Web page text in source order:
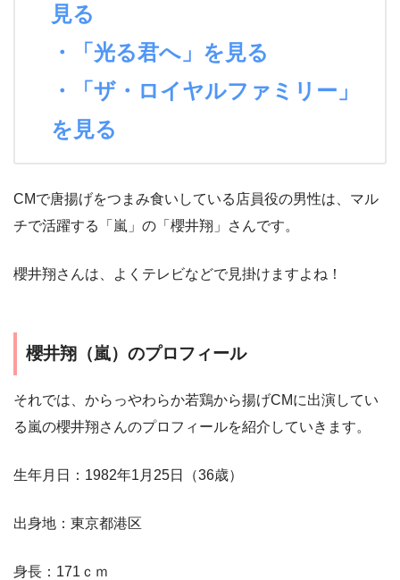
見る
・「光る君へ」を見る
・「ザ・ロイヤルファミリー」
を見る
CMで唐揚げをつまみ食いしている店員役の男性は、マル
チで活躍する「嵐」の「櫻井翔」さんです。
櫻井翔さんは、よくテレビなどで見掛けますよね！
櫻井翔（嵐）のプロフィール
それでは、からっやわらか若鶏から揚げCMに出演してい
る嵐の櫻井翔さんのプロフィールを紹介していきます。
生年月日：1982年1月25日（36歳）
出身地：東京都港区
身長：171ｃｍ